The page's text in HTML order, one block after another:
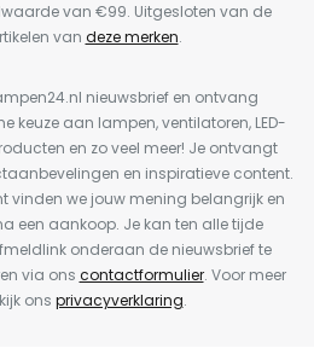
van €99. Uitgesloten van de
van deze merken.
nieuwsbrief en ontvang
keuze aan lampen, ventilatoren, LED-
en zo veel meer! Je ontvangt
en inspiratieve content.
vinden we jouw mening belangrijk en
een aankoop. Je kan ten alle tijde
onderaan de nieuwsbrief te
via ons contactformulier. Voor meer
ons privacyverklaring.